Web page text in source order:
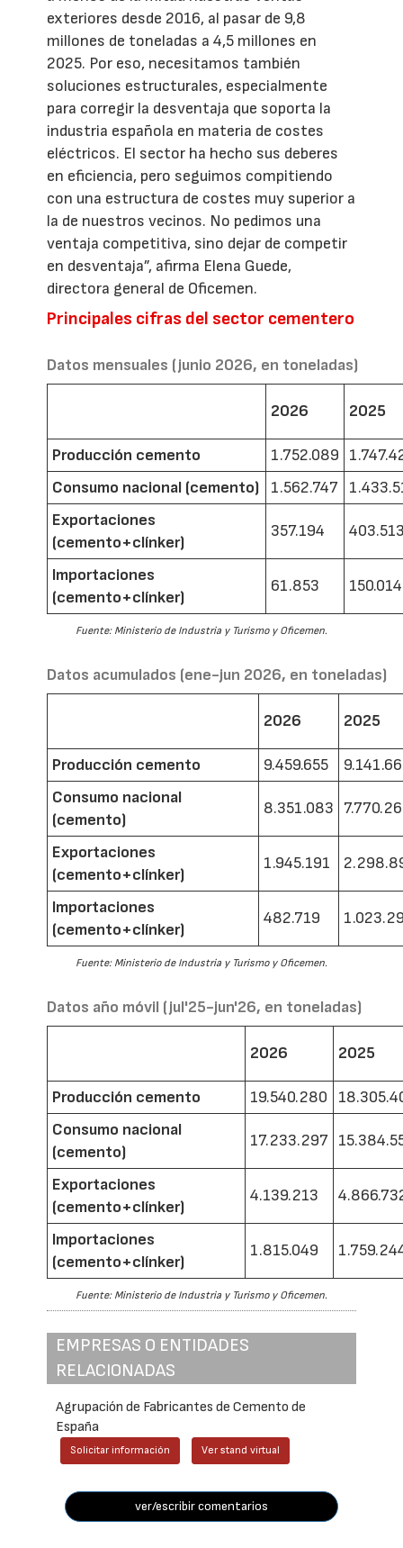
exteriores desde 2016, al pasar de 9,8
millones de toneladas a 4,5 millones en
2025. Por eso, necesitamos también
soluciones estructurales, especialmente
para corregir la desventaja que soporta la
industria española en materia de costes
eléctricos. El sector ha hecho sus deberes
en eficiencia, pero seguimos compitiendo
con una estructura de costes muy superior a
la de nuestros vecinos. No pedimos una
ventaja competitiva, sino dejar de competir
en desventaja”, afirma Elena Guede,
directora general de Oficemen.
Principales cifras del sector cementero
Datos mensuales (junio 2026, en toneladas)
2026 2025
Producción cemento 1.752.089
Consumo nacional (cemento)
1.562.747
Exportaciones
(cemento+clínker)
357.194
Importaciones
(cemento+clínker)
61.853 150.014
Fuente: Ministerio de Industria y Turismo y Oficemen.
Datos acumulados (ene-jun 2026, en toneladas)
2026 2025
Producción cemento 9.459.655
Consumo nacional
(cemento)
8.351.083
Exportaciones
(cemento+clínker)
1.945.191
Importaciones
(cemento+clínker)
482.719
Fuente: Ministerio de Industria y Turismo y Oficemen.
Datos año móvil (jul'25-jun'26, en toneladas)
2026 2025
Producción cemento 19.540.280
Consumo nacional
(cemento)
17.233.297
Exportaciones
(cemento+clínker)
4.139.213
Importaciones
(cemento+clínker)
1.815.049
Fuente: Ministerio de Industria y Turismo y Oficemen.
EMPRESAS O ENTIDADES
RELACIONADAS
Agrupación de Fabricantes de Cemento de
España
Solicitar información Ver stand virtual
ver/escribir comentarios